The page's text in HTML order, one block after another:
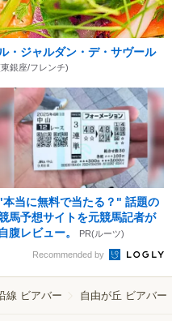
・ジャルダン・デ・サヴール
銀座/フレンチ)
本当に無料で当たる？" 話題の
馬予想サイトを元競馬記者が
自腹レビュー。
PR(ルーツ)
Recommended by
線 ビアバー 自由が丘 ビアバー